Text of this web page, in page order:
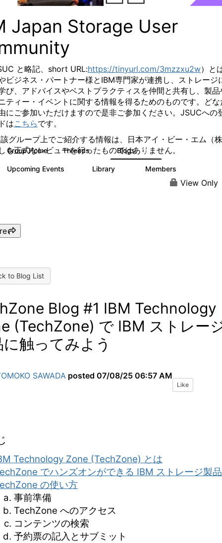
Japan Storage User
と略記、 short URL:https://tinyurl.com/3mzzxu2w）と
ビジネス・パートナー様とIBM専門家が連携し、ストレージ
び、アドバイスやベストプラクティスを仲間と共有し、製品
ティー・イベントに関する情報を得るためのものです。 ど
にご参加いただけますので是非ご参加ください。 JSUCへの
はこちらです。
グループ上でご紹介する情報は、日本アイ・ビー・エム（
も正式なレビューを行ったものではありません。
Group Home Threads 7 Blogs 185
Upcoming Events Library Members
View Only
to Blog List
Blog #1 IBM Technology
(TechZone) で IBM ストレー
触ってみよう
SAWADA posted 07/08/25 06:57 AM
Like
Technology Zone (TechZone) とは
でハンズオンができる IBM ストレージ製品
の使い方
事前準備
TechZone へのアクセス
コンテンツの検索
予約票の記入とサブミット